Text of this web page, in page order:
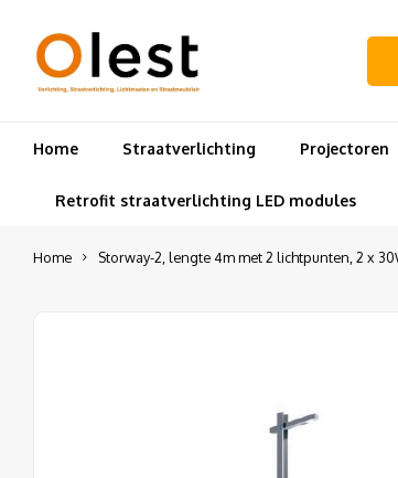
Home Straatverlichting Projectoren
Retrofit straatverlichting LED modules
Home Storway-2, lengte 4m met 2 lichtpunten, 2 x